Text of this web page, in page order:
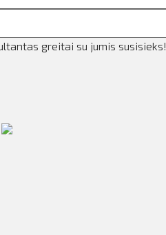
greitai su jumis susisieks!